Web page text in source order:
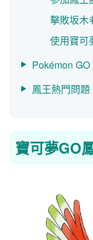
擊敗坂木
使用寶可
Pokémon GO
鳳王熱門問題
寶可夢GO